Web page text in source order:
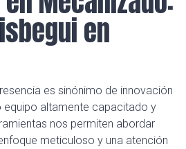
en
es sinónimo de innovación
equipo altamente capacitado y
nos permiten abordar
meticuloso y una atención